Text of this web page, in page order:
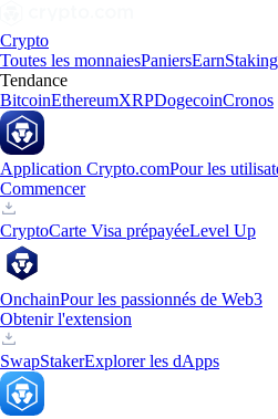
Crypto
Toutes les monnaiesPaniersEarnStaking
Tendance
BitcoinEthereumXRPDogecoinCronos
Application Crypto.comPour les
Commencer
CryptoCarte Visa prépayéeLevel Up
OnchainPour les passionnés de Web3
Obtenir l'extension
SwapStakerExplorer les dApps